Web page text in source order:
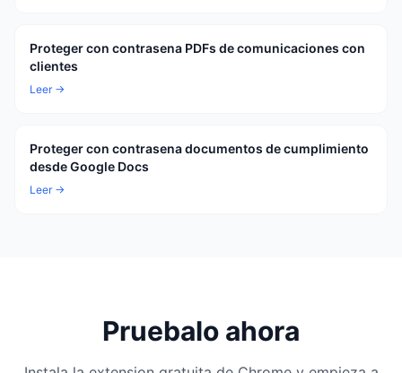
Proteger con contrasena PDFs de comunicaciones con
clientes
Leer →
Proteger con contrasena documentos de cumplimiento
desde Google Docs
Leer →
Pruebalo ahora